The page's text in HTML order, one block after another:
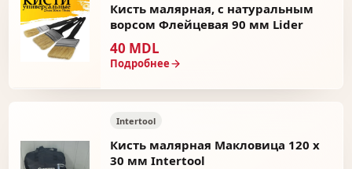
Кисть малярная, c натуральным
ворсом Флейцевая 90 мм Lider
40 MDL
Подробнее
Intertool
Кисть малярная Макловица 120 x
30 мм Intertool